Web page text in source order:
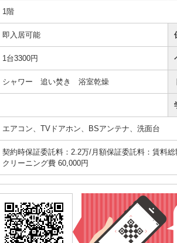
1階
即入居可能
1台3300円
シャワー 追い焚き 浴室乾燥
エアコン、TVドアホン、BSアンテナ、洗面台
契約時保証委託料：2.2万/月額保証委託料：賃料
クリーニング費 60,000円